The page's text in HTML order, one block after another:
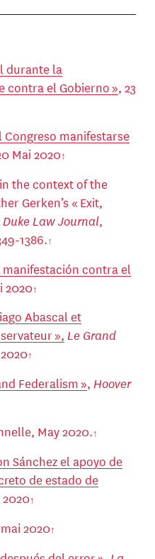
durante la
contra el Gobierno », 23
Congreso manifestarse
Mai 2020
the context of the
Gerken’s « Exit,
Duke Law Journal,
1386.
contra el
2020
Abascal et
», Le Grand
Federalism », Hoover
May 2020.
Sánchez el apoyo de
de estado de
2020
2020